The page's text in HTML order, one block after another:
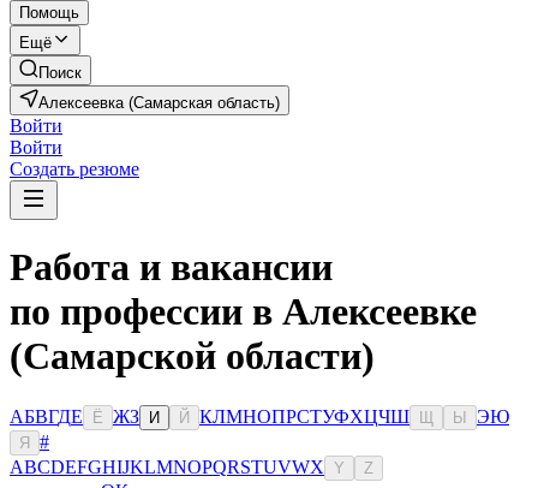
Помощь
Ещё
Поиск
Алексеевка (Самарская область)
Войти
Войти
Создать резюме
Работа и вакансии
по профессии в Алексеевке
(Самарской области)
АБВГДЕ Ё ЖЗ И Й КЛМНОПРСТУФХЦЧШ Ы ЭЮ
Я
#
ABCDEFGHIJKLMNOPQRSTUVWX Y Z